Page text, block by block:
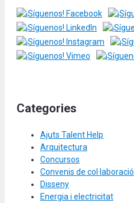
Categories
Ajuts Talent Help
Arquitectura
Concursos
Convenis de col·laboració
Disseny
Energia i electricitat